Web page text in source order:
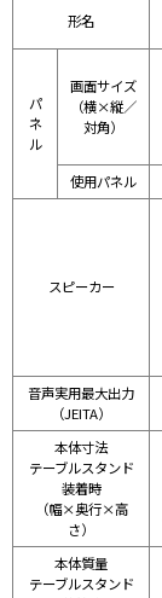
形名
パ
ネ
ル
画面サイズ
（横×縦／
対角）
使用パネル
スピーカー
音声実用最大出力
（JEITA）
本体寸法
テーブルスタンド
装着時
（幅×奥行×高
さ）
本体質量
テーブルスタンド